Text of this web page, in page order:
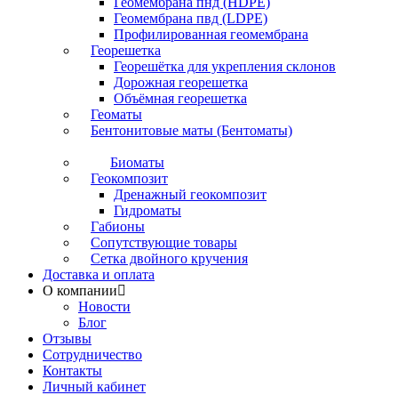
Геомембрана пвд (LDPE)
Профилированная геомембрана
Георешетка
Георешётка для укрепления склонов
Дорожная георешетка
Объёмная георешетка
Геоматы
Бентонитовые маты (Бентоматы)
Биоматы
Геокомпозит
Дренажный геокомпозит
Гидроматы
Габионы
Сопутствующие товары
Сетка двойного кручения
Доставка и оплата
О компании
Новости
Блог
Отзывы
Сотрудничество
Контакты
Личный кабинет